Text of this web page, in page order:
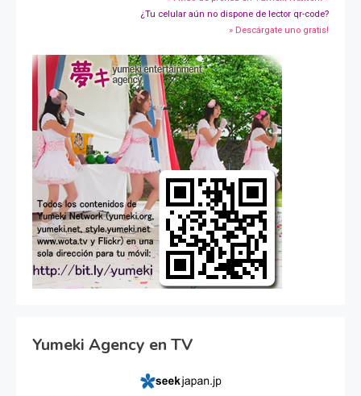
¿Tu celular aún no dispone de lector qr-code?
» Descárgate uno gratis!
Yumeki Agency en TV